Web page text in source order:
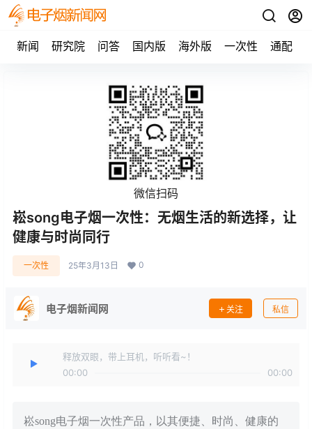
新闻 研究院 问答 国内版 海外版 一次性 通配
微信扫码
崧song电子烟一次性：无烟生活的新选择，让
健康与时尚同行
一次性 25年3月13日 0
电子烟新闻网 关注 私信
释放双眼，带上耳机，听听看~！
00:00
00:00
崧song电子烟一次性产品，以其便捷、时尚、健康的